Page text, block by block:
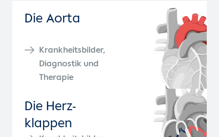
Die Aorta
Krankheitsbilder,
Diagnostik und
Therapie
Die Herz­
klappen